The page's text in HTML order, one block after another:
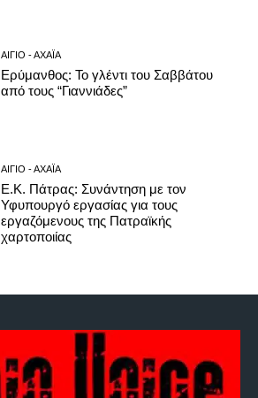
ΑΊΓΙΟ - ΑΧΑΪ́Α
Ερύμανθος: Το γλέντι του Σαββάτου
από τους “Γιαννιάδες”
ΑΊΓΙΟ - ΑΧΑΪ́Α
Ε.Κ. Πάτρας: Συνάντηση με τον
Υφυπουργό εργασίας για τους
εργαζόμενους της Πατραϊκής
χαρτοποιίας